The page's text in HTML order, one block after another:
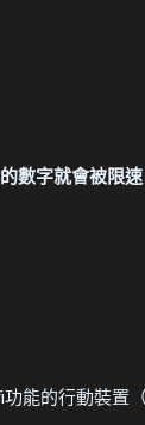
數字就會被限速
能的行動裝置